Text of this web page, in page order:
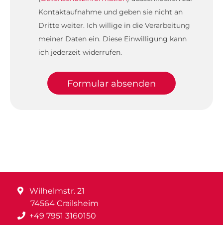
Kontaktaufnahme und geben sie nicht an
Dritte weiter. Ich willige in die Verarbeitung
meiner Daten ein. Diese Einwilligung kann
ich jederzeit widerrufen.
Formular absenden
Wilhelmstr. 21
74564 Crailsheim
+49 7951 3160150